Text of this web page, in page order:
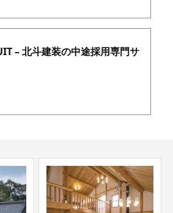
– 北斗建装の中途採用専門サ